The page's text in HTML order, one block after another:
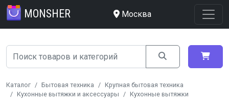
MONSHER Москва
Каталог Бытовая техника
Крупная бытовая техника
Кухонные вытяжки и аксессуары
Кухонные вытяжки